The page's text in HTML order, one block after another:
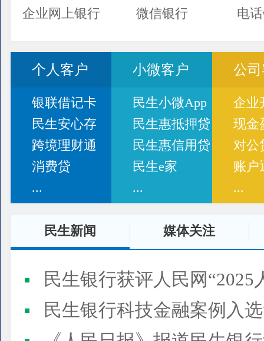
企业网上银行 微信银行 电
个人客户
银联借记卡
民生安心存
跨境理财通
消费贷
...
小微客户
民生小微App
民生惠抵押贷
民生惠信用贷
民生e家
...
公
企业
现金
对公
账户
...
民生新闻 媒体关注
民生银行获评人民网“2025
民生银行科技金融案例入选“2025人民